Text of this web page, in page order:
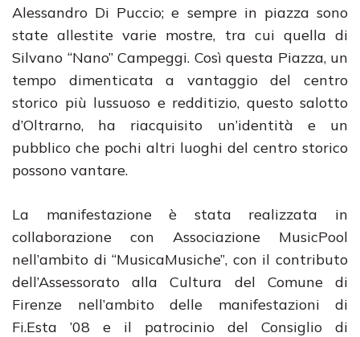
Alessandro Di Puccio; e sempre in piazza sono
state allestite varie mostre, tra cui quella di
Silvano “Nano” Campeggi. Così questa Piazza, un
tempo dimenticata a vantaggio del centro
storico più lussuoso e redditizio, questo salotto
d’Oltrarno, ha riacquisito un’identità e un
pubblico che pochi altri luoghi del centro storico
possono vantare.
La manifestazione è stata realizzata in
collaborazione con Associazione MusicPool
nell’ambito di “MusicaMusiche”, con il contributo
dell’Assessorato alla Cultura del Comune di
Firenze nell’ambito delle manifestazioni di
Fi.Esta ’08 e il patrocinio del Consiglio di